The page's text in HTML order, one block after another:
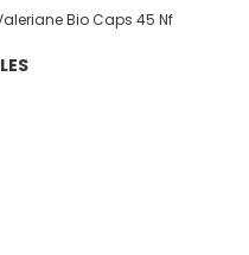
Bio Caps 45 Nf